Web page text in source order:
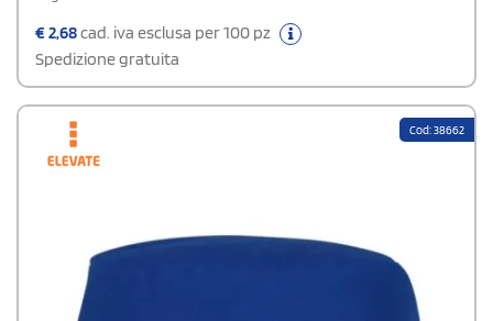
€2,68cad. iva esclusa per 100 pz
Spedizione gratuita
Cod: 38662